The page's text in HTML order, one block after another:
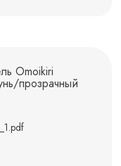
Omoikiri
прозрачный